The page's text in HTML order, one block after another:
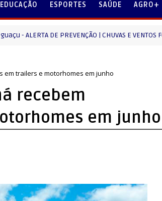
EDUCAÇÃO ESPORTES SAÚDE AGRO+
DE PREVENÇÃO | CHUVAS E VENTOS FORTES.
em trailers e motorhomes em junho
recebem
em junho